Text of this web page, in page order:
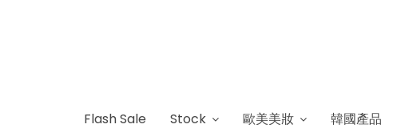
Flash Sale Stock 歐美美妝 韓國產品